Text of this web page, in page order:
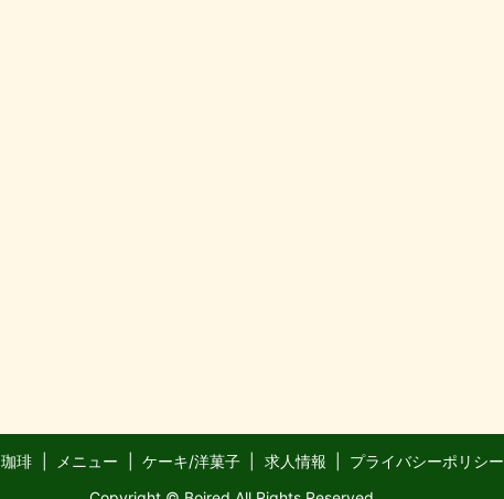
珈琲 メニュー ケーキ/洋菓子 求人情報 プライバシーポリシー